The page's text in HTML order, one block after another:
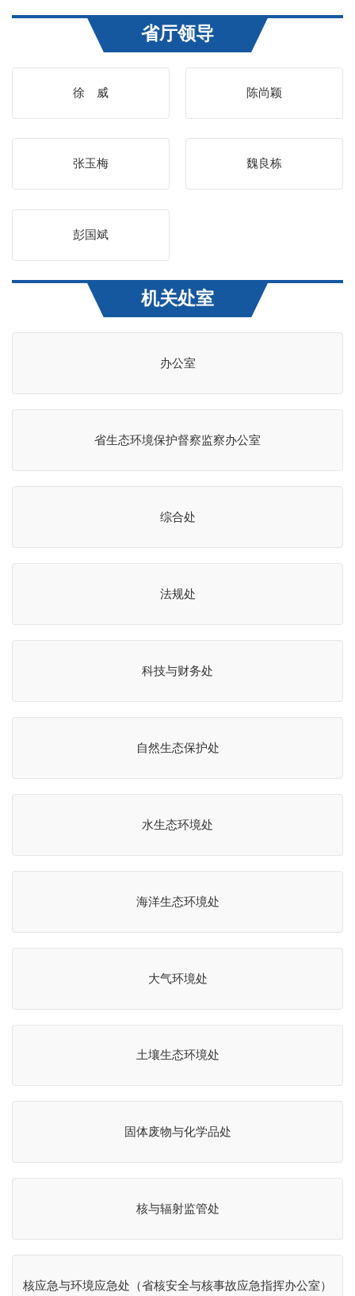
省厅领导
徐 威 陈尚颖
张玉梅 魏良栋
彭国斌
机关处室
办公室
省生态环境保护督察监察办公室
综合处
法规处
科技与财务处
自然生态保护处
水生态环境处
海洋生态环境处
大气环境处
土壤生态环境处
固体废物与化学品处
核与辐射监管处
核应急与环境应急处（省核安全与核事故应急指挥办公室）